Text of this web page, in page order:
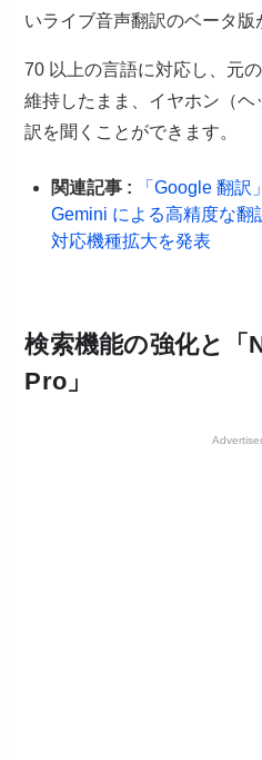
いライブ音声翻訳のベータ版
70 以上の言語に対応し、元
維持したまま、イヤホン（
訳を聞くことができます。
関連記事 :
「Google 翻訳
Gemini による高精度な
対応機種拡大を発表
検索機能の強化と「
Pro」